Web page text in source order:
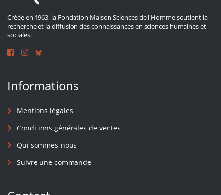
Créée en 1963, la Fondation Maison Sciences de l'Homme soutient la
recherche et la diffusion des connaissances en sciences humaines et
sociales.
Informations
Mentions légales
Conditions générales de ventes
Qui sommes-nous
Suivre une commande